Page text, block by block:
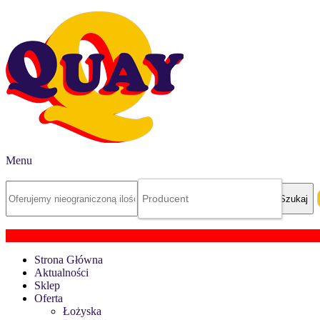
Menu
Strona Główna
Aktualności
Sklep
Oferta
Łożyska